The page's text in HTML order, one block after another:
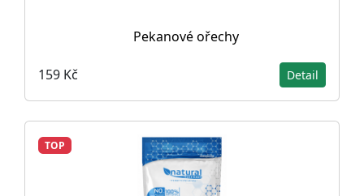
Pekanové ořechy
159 Kč Detail
TOP